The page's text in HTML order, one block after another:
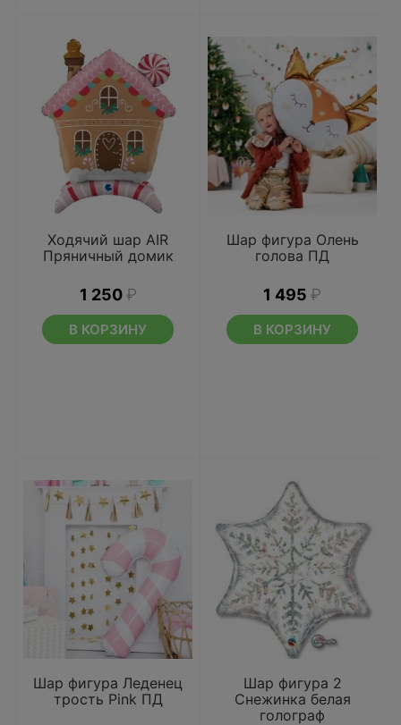
Ходячий шар AIR
Пряничный домик
1 250 ₽
В КОРЗИНУ
Шар фигура Олень
голова ПД
1 495 ₽
В КОРЗИНУ
Шар фигура Леденец
трость Pink ПД
Шар фигура 2
Снежинка белая
голограф